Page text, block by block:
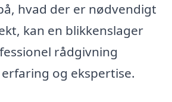
hvad der er nødvendigt
kan en blikkenslager
rådgivning
og ekspertise.